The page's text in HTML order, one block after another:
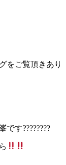
をご覧頂きあり
す????????